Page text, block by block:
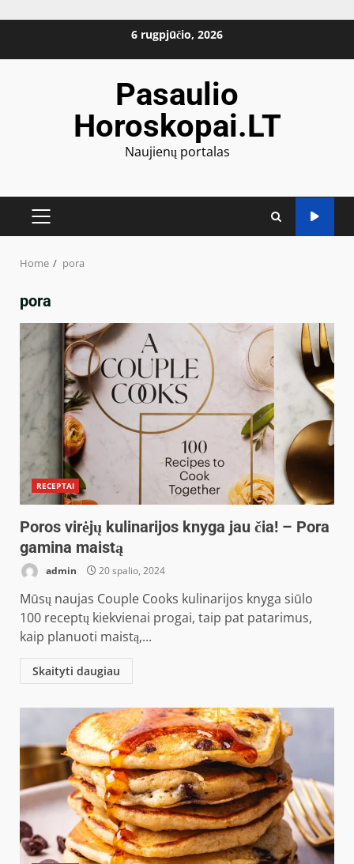
6 rugpjūčio, 2026
Pasaulio
Horoskopai.LT
Naujienų portalas
PRIMARY
Home pora
pora
RECEPTAI
Poros virėjų kulinarijos knyga jau čia! – Pora
gamina maistą
admin 20 spalio, 2024
Mūsų naujas Couple Cooks kulinarijos knyga siūlo
100 receptų kiekvienai progai, taip pat patarimus,
kaip planuoti maistą,...
Skaityti daugiau